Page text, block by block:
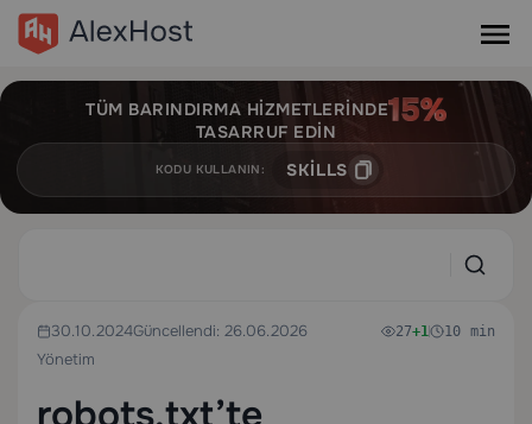
TÜM BARINDIRMA HIZMETLERINDE
TASARRUF EDIN
KODU KULLANIN: SKILLS
30.10.2024Güncellendi: 26.06.2026
Yönetim
27+1 10 min